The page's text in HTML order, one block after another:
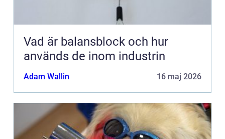
Vad är balansblock och hur
används de inom industrin
Adam Wallin 16 maj 2026